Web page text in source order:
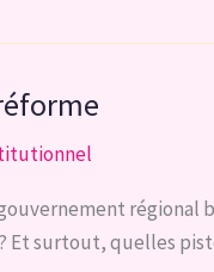
Et surtout, quelles